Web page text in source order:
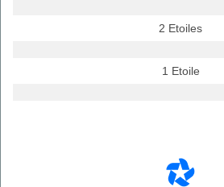
2 Etoiles
1 Etoile